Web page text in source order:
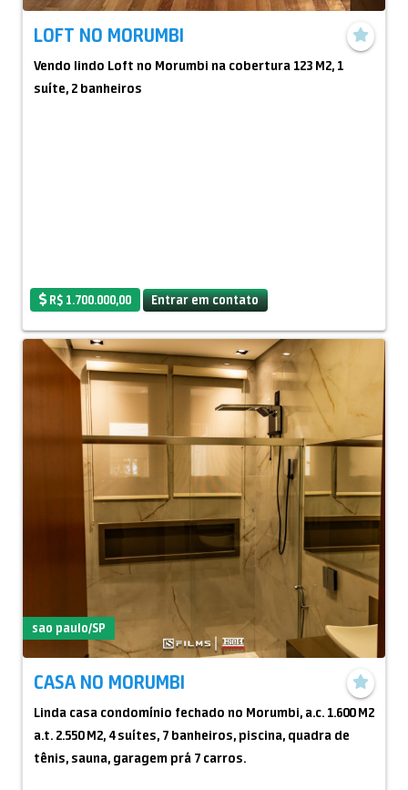
LOFT NO MORUMBI
Vendo lindo Loft no Morumbi na cobertura 123 M2, 1
suíte, 2 banheiros
R$ 1.700.000,00 Entrar em contato
sao paulo/SP
CASA NO MORUMBI
Linda casa condomínio fechado no Morumbi, a.c. 1.600 M2
a.t. 2.550 M2, 4 suítes, 7 banheiros, piscina, quadra de
tênis, sauna, garagem prá 7 carros.